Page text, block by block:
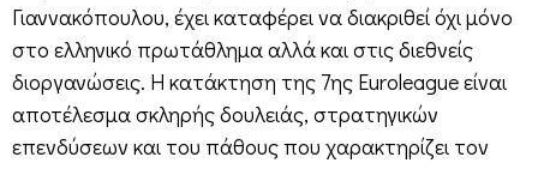
Γιαννακόπουλου, έχει καταφέρει να διακριθεί όχι μόνο
στο ελληνικό πρωτάθλημα αλλά και στις διεθνείς
διοργανώσεις. Η κατάκτηση της 7ης Euroleague είναι
αποτέλεσμα σκληρής δουλειάς, στρατηγικών
επενδύσεων και του πάθους που χαρακτηρίζει τον